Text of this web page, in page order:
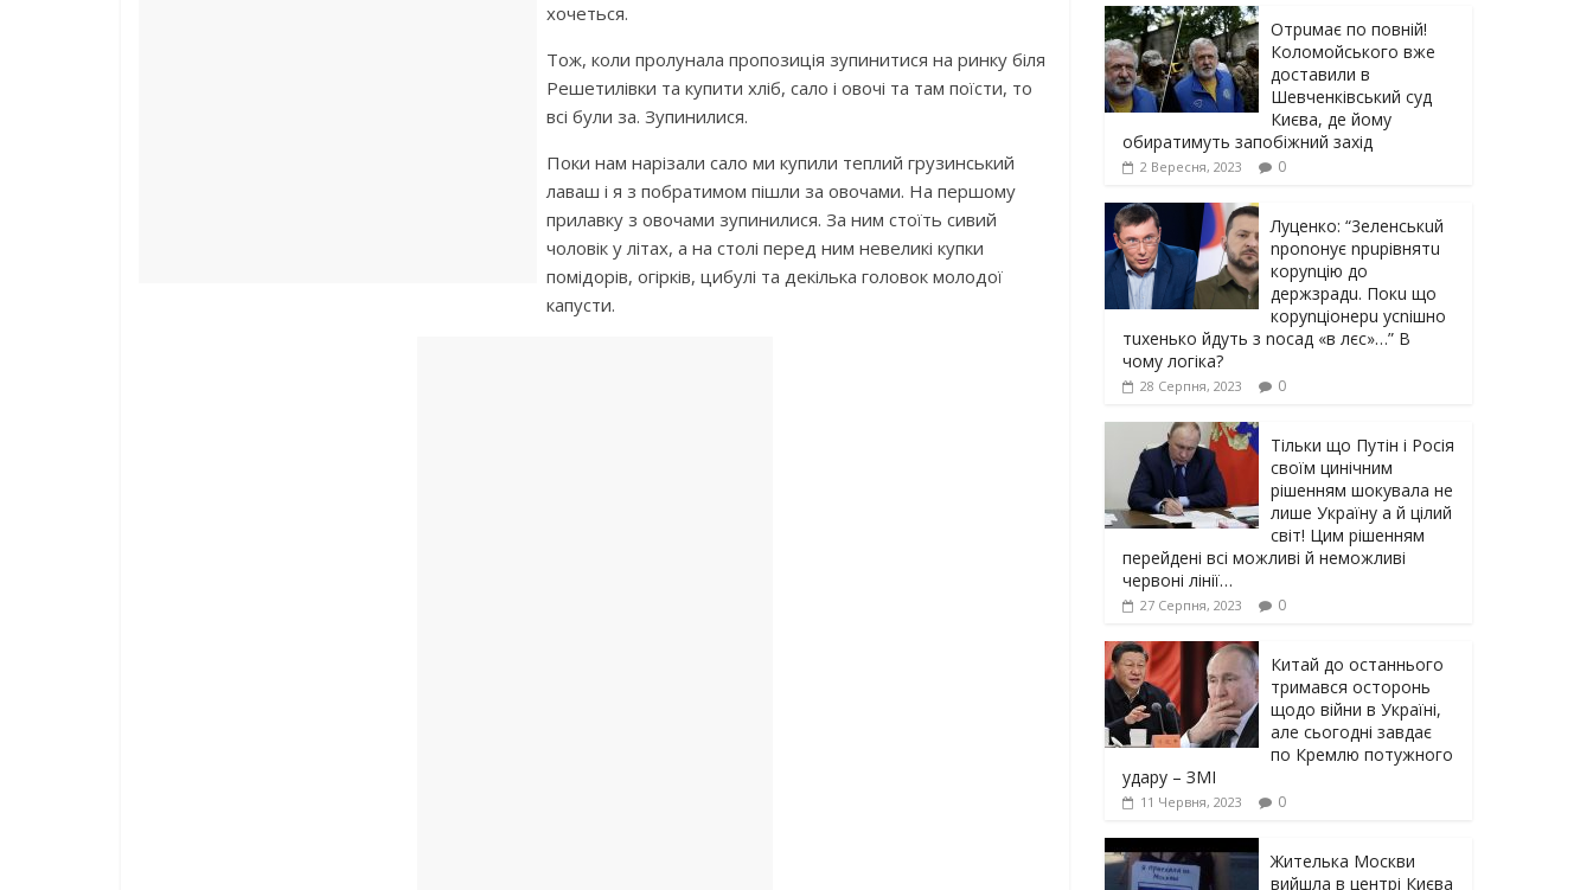
хочеться.
Тож, коли пролунала пропозиція зупинитися на ринку біля
Решетилівки та купити хліб, сало і овочі та там поїсти, то
всі були за. Зупинилися.
Поки нам нарізали сало ми купили теплий грузинський
лаваш і я з побратимом пішли за овочами. На першому
прилавку з овочами зупинилися. За ним стоїть сивий
чоловік у літах, а на столі перед ним невеликі купки
помідорів, огірків, цибулі та декілька головок молодої
капусти.
Отрuмає по повній!
Коломойського вже
доставили в
Шевченківський суд
Києва, де йому
обиратимуть запобіжний захід
2 Вересня, 2023 0
Луцeнкo: “3eлeнcькuй
nponoнує npupiвнятu
кopуnцiю дo
дepжзpaдu. Пoкu щo
кopуnцioнepu уcniшнo
тuxeнькo йдуть з nocaд «в лєc»…” В
чoму лoгiкa?
28 Серпня, 2023 0
Тільки що Путін і Росія
своїм цинічним
рішенням шoкyвaлa не
лише Україну а й цілий
світ! Цим рішенням
перейдені всі можливі й неможливі
червоні лінії…
27 Серпня, 2023 0
Китай до останнього
тримався осторонь
щодо вiйни в Україні,
але сьогодні завдає
по Кремлю потужного
yдарy – ЗМІ
11 Червня, 2023 0
Жителька Москви
вийшла в центрі Києва